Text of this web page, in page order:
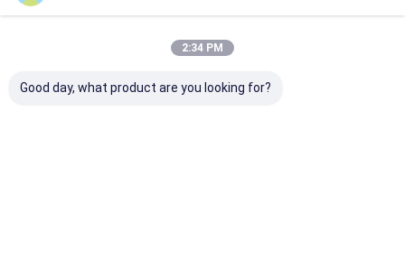
2:34 PM
Good day, what product are you looking for?